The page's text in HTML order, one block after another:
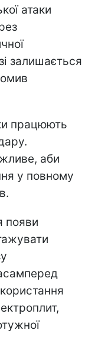
атаки
залишається
працюють
аби
у повному
появи